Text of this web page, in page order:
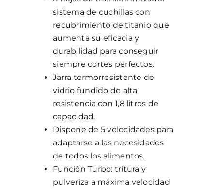
sistema de cuchillas con
recubrimiento de titanio que
aumenta su eficacia y
durabilidad para conseguir
siempre cortes perfectos.
Jarra termorresistente de
vidrio fundido de alta
resistencia con 1,8 litros de
capacidad.
Dispone de 5 velocidades para
adaptarse a las necesidades
de todos los alimentos.
Función Turbo: tritura y
pulveriza a máxima velocidad